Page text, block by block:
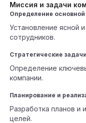
Миссия и задачи
Определение основной
Установление ясной
сотрудников.
Стратегические задачи
Определение
компании.
Планирование и
Разработка планов и
целей.